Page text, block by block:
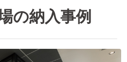
の納入事例